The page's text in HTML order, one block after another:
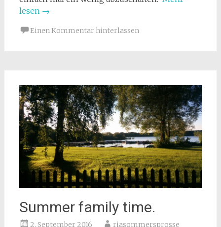
lesen →
Einen Kommentar hinterlassen
Summer family time.
2. September 2016 riasommersprosse